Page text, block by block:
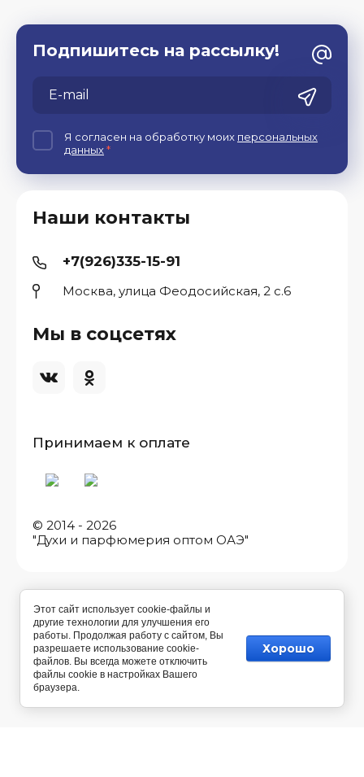
© 2014 - 2026
"Духи и парфюмерия оптом ОАЭ"
Наши контакты
+7(926)335-15-91
Москва, улица Феодосийская, 2 с.6
Мы в соцсетях
Принимаем к оплате
Подпишитесь на рассылку!
Я согласен на обработку моих персональных
данных*
Разработка магазина косметики
Этот сайт использует cookie-файлы и
другие технологии для улучшения его
работы. Продолжая работу с сайтом, Вы
разрешаете использование cookie-
файлов. Вы всегда можете отключить
файлы cookie в настройках Вашего
браузера.
Хорошо